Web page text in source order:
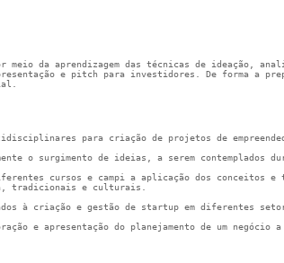
meio da aprendizagem das técnicas de ideação,
e pitch para investidores. De forma a
para criação de projetos de
o surgimento de ideias, a serem contemplados
cursos e campi a aplicação dos conceitos e
tradicionais e culturais.
à criação e gestão de startup em diferentes
e apresentação do planejamento de um